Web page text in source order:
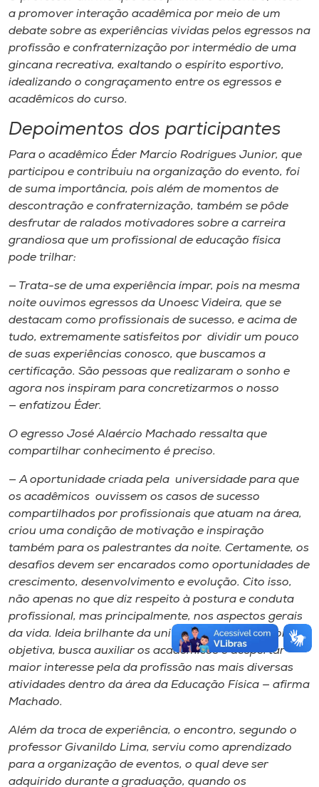
a​ promover interação acadêmica por meio de um
debate sobre as experiências vividas pelos egressos na
profissão e ​confraternização por intermédio de ​uma
gincana recreativa, exaltando o espírito esportivo,
idealizando o congraçamento entre os egressos e
acadêmicos do curso.
Depoimentos​ dos participantes​
Para o acadêmico Éder Marcio Rodrigues Junior​,​ que
participou e contribuiu na organização do evento, foi
de suma importância, pois além de momentos de
descontração e confraternização, também ​se pôde
desfrutar de ralados motivadores sobre a carreira
grandiosa que um profissional de educação física
pode ​trilhar:
— Trata-se de uma experiência ímpar, pois na mesma
noite ​ou​vimos egressos da Unoesc Videira​,​ que se
destacam como profissionais de sucesso, e acima de
tudo, ​extremamente satisfeitos por ​dividir um pouco
de suas experiências​ conosco,​ que buscamos a
certificação. São pessoas que realizaram o sonho e
agora nos inspiram para concretizarmos o nosso
— enfatizou​ Éder​.
O egresso José Alaércio Machado ​ressalta que
compartilhar conhecimento é preciso.
— A oportunidade criada pela ​ ​​u​niversidade para que
os acadêmicos​ ​ ​ouvissem os​ casos de sucesso
compartilhado​s​​ por profissionais que atuam na área,
criou uma condição de motivação e inspiração
também para os palestrantes da noite. Certamente, os
desafios devem ser encarados como oportunidades de
crescimento, desenvolvimento​ e​​ evolução.​ Cito isso​,​
não apenas no que diz respeito à postura e conduta
profissional, mas principalmente, nos aspectos gerais
da vida. Ideia brilhante da universidade que​,​​ de forma
objetiva,​​ busca auxiliar os acadêmicos e despertar
maior interesse pela da profissão nas mais diversas
atividades dentro da área da Educação Física — afirma
Machado.
Al​é​m da troca de experiência, o encontro, segundo o
professor Givanildo Lima, serviu como aprendizado
para a organização de eventos​, o qual deve ser
adquirid​o​ durante a graduação, ​quando os